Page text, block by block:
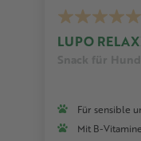
LUPO
Für sensible
Mit B-